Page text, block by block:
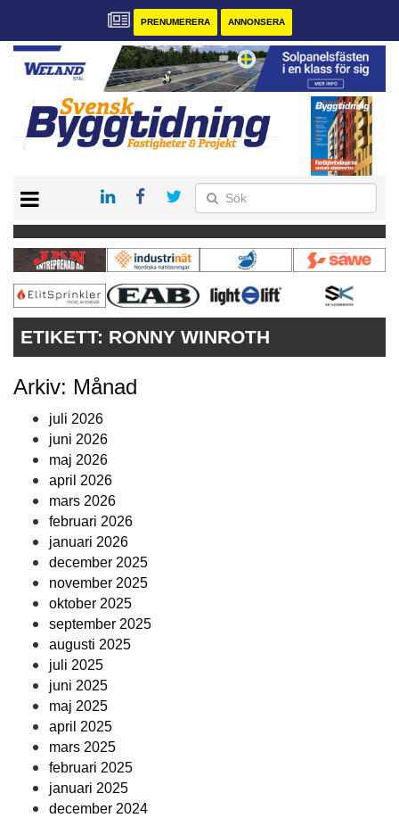
PRENUMERERA ANNONSERA
PRENUMERERA
VÅRA ANDRA MAGASIN
ANNONSERA
KONTAKT
ETIKETT: RONNY WINROTH
Arkiv: Månad
juli 2026
juni 2026
maj 2026
april 2026
mars 2026
februari 2026
januari 2026
december 2025
november 2025
oktober 2025
september 2025
augusti 2025
juli 2025
juni 2025
maj 2025
april 2025
mars 2025
februari 2025
januari 2025
december 2024